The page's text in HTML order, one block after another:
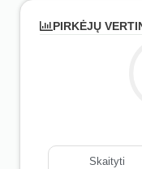
PIRKĖJŲ
Skaityti